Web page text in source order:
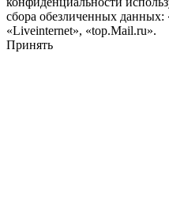
сбора обезличенных
«Liveinternet», «top.Mail.ru».
Принять